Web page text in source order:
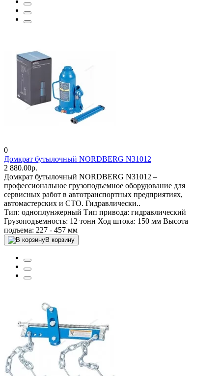
0
Домкрат бутылочный NORDBERG N31012
2 880.00р.
Домкрат бутылочный NORDBERG N31012 –
профессиональное грузоподъемное оборудование для
сервисных работ в автотранспортных предприятиях,
автомастерских и СТО. Гидравлически..
Тип: одноплунжерный Тип привода: гидравлический
Грузоподъемность: 12 тонн Ход штока: 150 мм Высота
подъема: 227 - 457 мм
В корзину